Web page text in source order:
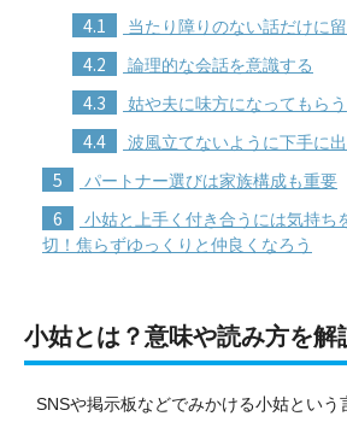
4.1 当たり障りのない話だけに
4.2 論理的な会話を意識する
4.3 姑や夫に味方になってもらう
4.4 波風立てないように下手に
5 パートナー選びは家族構成も重要
6
小姑と上手く付き合うには気持ち
切！焦らずゆっくりと仲良くなろう
小姑とは？意味や読み方を解
SNSや掲示板などでみかける小姑という